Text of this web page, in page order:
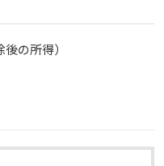
の所得）